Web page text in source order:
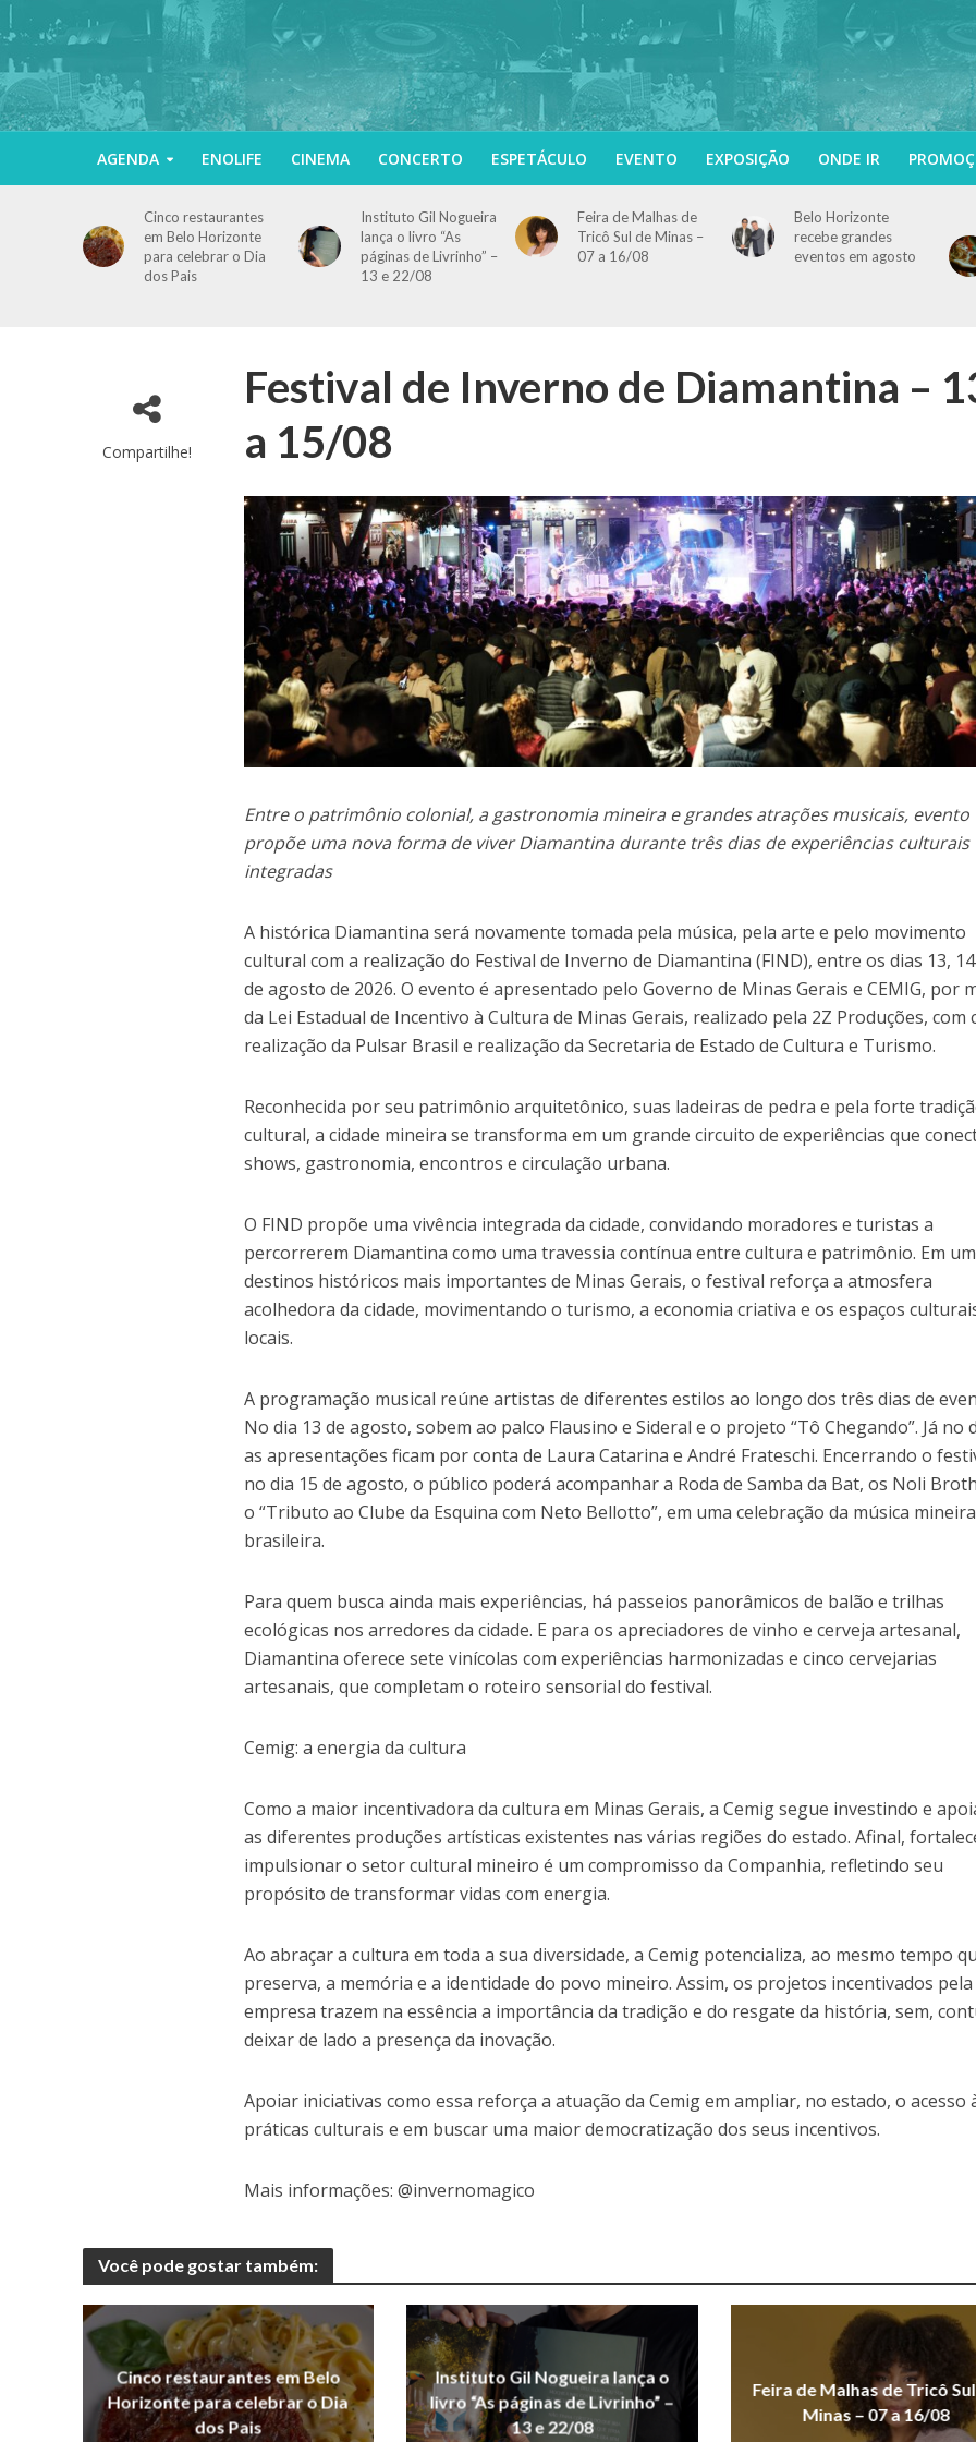
AGENDA ENOLIFE CINEMA CONCERTO ESPETÁCULO EVENTO EXPOSIÇÃO ONDE IR
Cinco restaurantes
em Belo Horizonte
para celebrar o Dia
dos Pais
Instituto Gil Nogueira
lança o livro “As
páginas de Livrinho” –
13 e 22/08
Feira de Malhas de
Tricô Sul de Minas –
07 a 16/08
Belo Horizonte
recebe grandes
eventos em agosto
Compartilhe!
Festival de Inverno de Diamantina –
a 15/08
Entre o patrimônio colonial, a gastronomia mineira e grandes atrações musicais, evento
propõe uma nova forma de viver Diamantina durante três dias de experiências culturais
integradas
A histórica Diamantina será novamente tomada pela música, pela arte e pelo movimento
cultural com a realização do Festival de Inverno de Diamantina (FIND), entre os dias 13,
de agosto de 2026. O evento é apresentado pelo Governo de Minas Gerais e CEMIG, por
da Lei Estadual de Incentivo à Cultura de Minas Gerais, realizado pela 2Z Produções, com
realização da Pulsar Brasil e realização da Secretaria de Estado de Cultura e Turismo.
Reconhecida por seu patrimônio arquitetônico, suas ladeiras de pedra e pela forte
cultural, a cidade mineira se transforma em um grande circuito de experiências que
shows, gastronomia, encontros e circulação urbana.
O FIND propõe uma vivência integrada da cidade, convidando moradores e turistas a
percorrerem Diamantina como uma travessia contínua entre cultura e patrimônio. Em
destinos históricos mais importantes de Minas Gerais, o festival reforça a atmosfera
acolhedora da cidade, movimentando o turismo, a economia criativa e os espaços
locais.
A programação musical reúne artistas de diferentes estilos ao longo dos três dias de
No dia 13 de agosto, sobem ao palco Flausino e Sideral e o projeto “Tô Chegando”. Já no
as apresentações ficam por conta de Laura Catarina e André Frateschi. Encerrando o
no dia 15 de agosto, o público poderá acompanhar a Roda de Samba da Bat, os Noli
o “Tributo ao Clube da Esquina com Neto Bellotto”, em uma celebração da música
brasileira.
Para quem busca ainda mais experiências, há passeios panorâmicos de balão e trilhas
ecológicas nos arredores da cidade. E para os apreciadores de vinho e cerveja artesanal,
Diamantina oferece sete vinícolas com experiências harmonizadas e cinco cervejarias
artesanais, que completam o roteiro sensorial do festival.
Cemig: a energia da cultura
Como a maior incentivadora da cultura em Minas Gerais, a Cemig segue investindo e
as diferentes produções artísticas existentes nas várias regiões do estado. Afinal,
impulsionar o setor cultural mineiro é um compromisso da Companhia, refletindo seu
propósito de transformar vidas com energia.
Ao abraçar a cultura em toda a sua diversidade, a Cemig potencializa, ao mesmo tempo
preserva, a memória e a identidade do povo mineiro. Assim, os projetos incentivados pela
empresa trazem na essência a importância da tradição e do resgate da história, sem,
deixar de lado a presença da inovação.
Apoiar iniciativas como essa reforça a atuação da Cemig em ampliar, no estado, o acesso
práticas culturais e em buscar uma maior democratização dos seus incentivos.
Mais informações: @invernomagico
Você pode gostar também:
Cinco restaurantes em Belo
Horizonte para celebrar o Dia
dos Pais
Instituto Gil Nogueira lança o
livro “As páginas de Livrinho” –
13 e 22/08
Feira de Malhas de Tricô
Minas – 07 a 16/08